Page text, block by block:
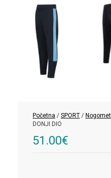
Početna / SPORT / Nogomet
DONJI DIO
51.00€